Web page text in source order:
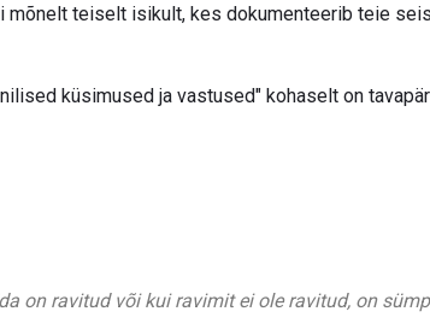
teiselt isikult, kes dokumenteerib teie
küsimused ja vastused" kohaselt on
on ravitud või kui ravimit ei ole ravitud, on